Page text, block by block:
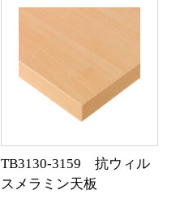
TB3130-3159 抗ウィル
スメラミン天板